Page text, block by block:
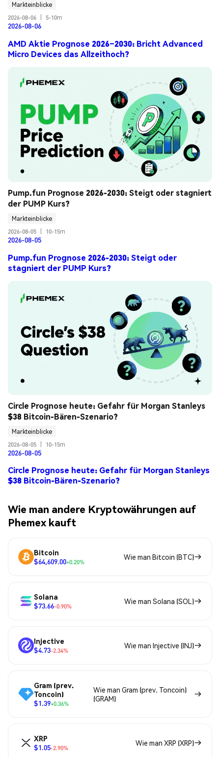
Markteinblicke
2026-08-06
5-10m
2026-08-06
AMD Aktie Prognose 2026–2030: Bricht Advanced
Micro Devices das Allzeithoch?
Pump.fun Prognose 2026-2030: Steigt oder stagniert
der PUMP Kurs?
Markteinblicke
2026-08-05
10-15m
2026-08-05
Pump.fun Prognose 2026-2030: Steigt oder
stagniert der PUMP Kurs?
Circle Prognose heute: Gefahr für Morgan Stanleys
$38 Bitcoin-Bären-Szenario?
Markteinblicke
2026-08-05
10-15m
2026-08-05
Circle Prognose heute: Gefahr für Morgan Stanleys
$38 Bitcoin-Bären-Szenario?
Wie man andere Kryptowährungen auf
Phemex kauft
Bitcoin
$64,609.00+0.20%
Wie man Bitcoin (BTC)
Solana
$73.66-0.90%
Wie man Solana (SOL)
Injective
$4.73-2.34%
Wie man Injective (INJ)
Gram (prev.
Toncoin)
$1.39+0.36%
Wie man Gram (prev. Toncoin)
(GRAM)
XRP
$1.05-2.90%
Wie man XRP (XRP)